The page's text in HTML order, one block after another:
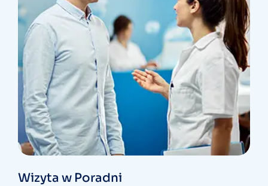
Wizyta w Poradni